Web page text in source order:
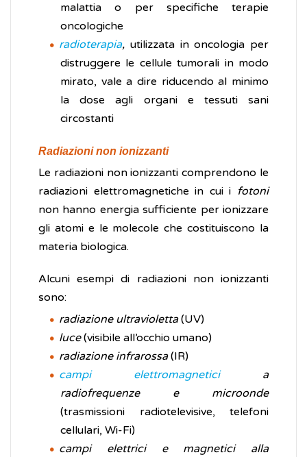
malattia o per specifiche terapie
oncologiche
radioterapia, utilizzata in oncologia per
distruggere le cellule tumorali in modo
mirato, vale a dire riducendo al minimo
la dose agli organi e tessuti sani
circostanti
Radiazioni non ionizzanti
Le radiazioni non ionizzanti comprendono le
radiazioni elettromagnetiche in cui i fotoni
non hanno energia sufficiente per ionizzare
gli atomi e le molecole che costituiscono la
materia biologica.
Alcuni esempi di radiazioni non ionizzanti
sono:
radiazione ultravioletta(UV)
luce(visibile all’occhio umano)
radiazione infrarossa(IR)
campi elettromagneticia
radiofrequenze e microonde
(trasmissioni radiotelevisive, telefoni
cellulari, Wi-Fi)
campi elettrici e magnetici alla